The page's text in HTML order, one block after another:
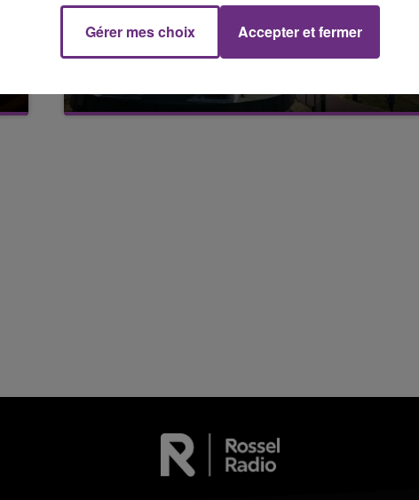
VENEZ FÊTER CE WEEK-END
Ce samedi 8 août sera un grand jour :
Gérer mes choix Accepter et fermer